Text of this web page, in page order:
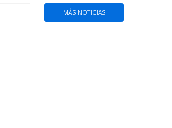
MÁS NOTICIAS